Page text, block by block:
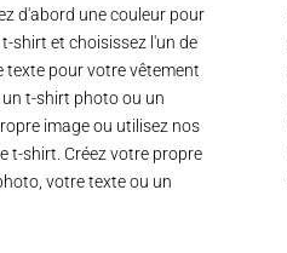
d'abord une couleur pour
shirt et choisissez l'un de
texte pour votre vêtement
t-shirt photo ou un
image ou utilisez nos
t-shirt. Créez votre propre
votre texte ou un